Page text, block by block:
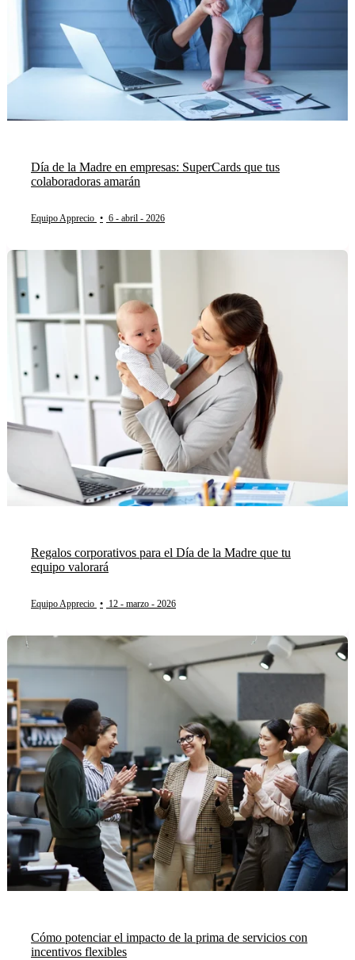
Día de la Madre en empresas: SuperCards que tus
colaboradoras amarán
Equipo Apprecio • 6 - abril - 2026
Regalos corporativos para el Día de la Madre que tu
equipo valorará
Equipo Apprecio • 12 - marzo - 2026
Cómo potenciar el impacto de la prima de servicios con
incentivos flexibles